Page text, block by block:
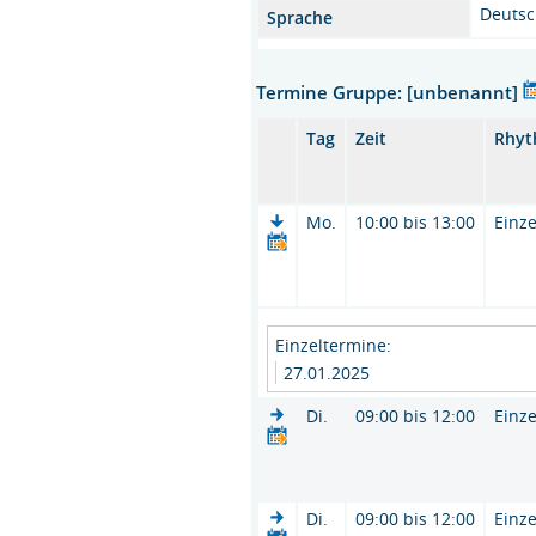
Sprache
Termine Gruppe: [unbenannt]
Tag Zeit
Mo. 10:00 bis 13:00
Einzeltermine:
27.01.2025
Di.
09:00 bis 12:00
Di. 09:00 bis 12:00